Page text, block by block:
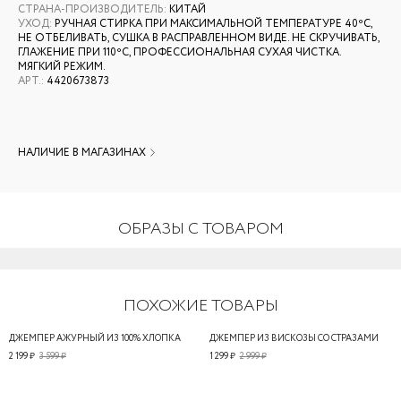
СТРАНА-ПРОИЗВОДИТЕЛЬ: КИТАЙ
УХОД: РУЧНАЯ СТИРКА ПРИ МАКСИМАЛЬНОЙ ТЕМПЕРАТУРЕ 40ºС,
НЕ ОТБЕЛИВАТЬ, СУШКА В РАСПРАВЛЕННОМ ВИДЕ. НЕ СКРУЧИВАТЬ,
ГЛАЖЕНИЕ ПРИ 110ºС, ПРОФЕССИОНАЛЬНАЯ СУХАЯ ЧИСТКА.
МЯГКИЙ РЕЖИМ.
АРТ.: 4420673873
НАЛИЧИЕ В МАГАЗИНАХ
ОБРАЗЫ С ТОВАРОМ
ПОХОЖИЕ ТОВАРЫ
ДЖЕМПЕР АЖУРНЫЙ ИЗ 100% ХЛОПКА
3 599 ₽
2 199 ₽
ДЖЕМПЕР ИЗ ВИСКОЗЫ СО СТРАЗАМИ
2 999 ₽
1 299 ₽